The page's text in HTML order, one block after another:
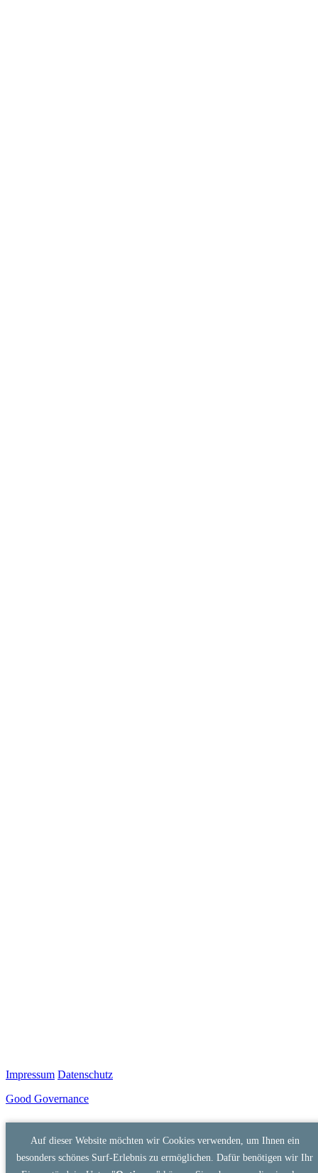
Impressum Datenschutz
Good Governance
Auf dieser Website möchten wir Cookies verwenden, um Ihnen ein
besonders schönes Surf-Erlebnis zu ermöglichen. Dafür benötigen wir Ihr